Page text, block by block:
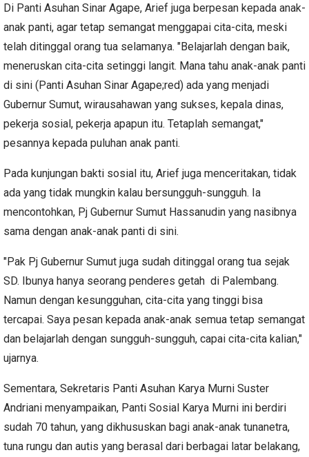
Di Panti Asuhan Sinar Agape, Arief juga berpesan kepada anak-
anak panti, agar tetap semangat menggapai cita-cita, meski
telah ditinggal orang tua selamanya. "Belajarlah dengan baik,
meneruskan cita-cita setinggi langit. Mana tahu anak-anak panti
di sini (Panti Asuhan Sinar Agape;red) ada yang menjadi
Gubernur Sumut, wirausahawan yang sukses, kepala dinas,
pekerja sosial, pekerja apapun itu. Tetaplah semangat,"
pesannya kepada puluhan anak panti.
Pada kunjungan bakti sosial itu, Arief juga menceritakan, tidak
ada yang tidak mungkin kalau bersungguh-sungguh. Ia
mencontohkan, Pj Gubernur Sumut Hassanudin yang nasibnya
sama dengan anak-anak panti di sini.
"Pak Pj Gubernur Sumut juga sudah ditinggal orang tua sejak
SD. Ibunya hanya seorang penderes getah di Palembang.
Namun dengan kesungguhan, cita-cita yang tinggi bisa
tercapai. Saya pesan kepada anak-anak semua tetap semangat
dan belajarlah dengan sungguh-sungguh, capai cita-cita kalian,"
ujarnya.
Sementara, Sekretaris Panti Asuhan Karya Murni Suster
Andriani menyampaikan, Panti Sosial Karya Murni ini berdiri
sudah 70 tahun, yang dikhususkan bagi anak-anak tunanetra,
tuna rungu dan autis yang berasal dari berbagai latar belakang,